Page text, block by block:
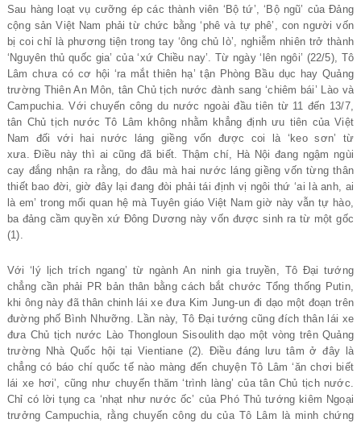
Sau hàng loạt vụ cưỡng ép các thành viên ‘Bộ tứ’, ‘Bộ ngũ’ của Đảng
cộng sản Việt Nam phải từ chức bằng ‘phê và tự phê’, con người vốn
bị coi chỉ là phương tiện trong tay ‘ông chủ lò’, nghiễm nhiên trở thành
‘Nguyên thủ quốc gia’ của ‘xứ Chiều nay’. Từ ngày ‘lên ngôi’ (22/5), Tô
Lâm chưa có cơ hội ‘ra mắt thiên hạ’ tận Phòng Bầu dục hay Quảng
trường Thiên An Môn, tân Chủ tịch nước đành sang ‘chiêm bái’ Lào và
Campuchia. Với chuyến công du nước ngoài đầu tiên từ 11 đến 13/7,
tân Chủ tịch nước Tô Lâm không nhằm khẳng định ưu tiên của Việt
Nam đối với hai nước láng giềng vốn được coi là ‘keo sơn’ từ
xưa. Điều này thì ai cũng đã biết. Thậm chí, Hà Nội đang ngậm ngùi
cay đắng nhận ra rằng, do đâu mà hai nước láng giềng vốn từng thân
thiết bao đời, giờ đây lại đang đòi phải tái định vị ngôi thứ ‘ai là anh, ai
là em’ trong mối quan hệ mà Tuyên giáo Việt Nam giờ này vẫn tự hào,
ba đảng cầm quyền xứ Đông Dương này vốn được sinh ra từ một gốc
(1).
Với ‘lý lịch trích ngang’ từ ngành An ninh gia truyền, Tô Đại tướng
chẳng cần phải PR bản thân bằng cách bắt chước Tổng thống Putin,
khi ông này đã thân chinh lái xe đưa Kim Jung-un đi dạo một đoạn trên
đường phố Bình Nhưỡng. Lần này, Tô Đại tướng cũng đích thân lái xe
đưa Chủ tịch nước Lào Thongloun Sisoulith dạo một vòng trên Quảng
trường Nhà Quốc hội tại Vientiane (2). Điều đáng lưu tâm ở đây là
chẳng có báo chí quốc tế nào màng đến chuyện Tô Lâm ‘ăn chơi biết
lái xe hơi’, cũng như chuyến thăm ‘trình làng’ của tân Chủ tịch nước.
Chỉ có lời tụng ca ‘nhạt như nước ốc’ của Phó Thủ tướng kiêm Ngoại
trưởng Campuchia, rằng chuyến công du của Tô Lâm là minh chứng